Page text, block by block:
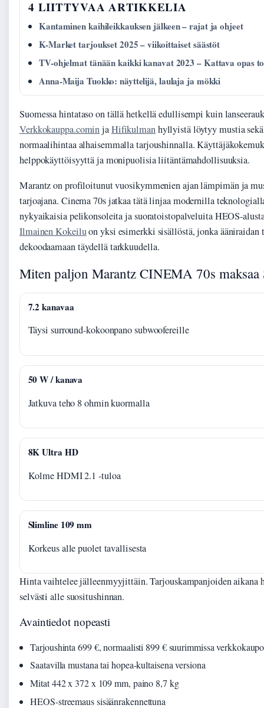
4 LIITTYVAA ARTIKKELIA
Kantaminen kaihileikkauksen jälkeen – rajat ja ohjeet
K-Market tarjoukset 2025 – viikoittaiset säästöt
TV-ohjelmat tänään kaikki kanavat 2023 – Kattava opas
Anna-Maija Tuokko: näyttelijä, laulaja ja mökki
Suomessa hintataso on tällä hetkellä edullisempi kuin
Verkkokauppa.cominjaHifikulmanhyllyistä löytyy mustia
normaalihintaa alhaisemmalla tarjoushinnalla.
helppokäyttöisyyttä ja monipuolisia liitäntämahdollisuuksia.
Marantz on profiloitunut vuosikymmenien ajan lämpimän ja
tarjoajana. Cinema 70s jatkaa tätä linjaa modernilla
nykyaikaisia pelikonsoleita ja suoratoistopalveluita HEOS-
Ilmainen Kokeiluon yksi esimerkki sisällöstä, jonka ääniraidan
dekoodaamaan täydellä tarkkuudella.
Miten paljon Marantz CINEMA 70s maksaa
7.2 kanavaa
Täysi surround-kokoonpano subwoofereille
50 W / kanava
Jatkuva teho 8 ohmin kuormalla
8K Ultra HD
Kolme HDMI 2.1 -tuloa
Slimline 109 mm
Korkeus alle puolet tavallisesta
Hinta vaihtelee jälleenmyyjittäin. Tarjouskampanjoiden aikana
selvästi alle suositushinnan.
Avaintiedot nopeasti
Tarjoushinta 699 €, normaalisti 899 € suurimmissa
Saatavilla mustana tai hopea-kultaisena versiona
Mitat 442 x 372 x 109 mm, paino 8,7 kg
HEOS-streemaus sisäänrakennettuna